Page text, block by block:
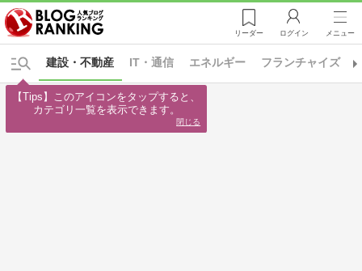
リーダー ログイン メニュー
IT・通信 エネルギー フランチャイズ
建設・不動産
【Tips】このアイコンをタップすると、
カテゴリ一覧を表示できます。
閉じる